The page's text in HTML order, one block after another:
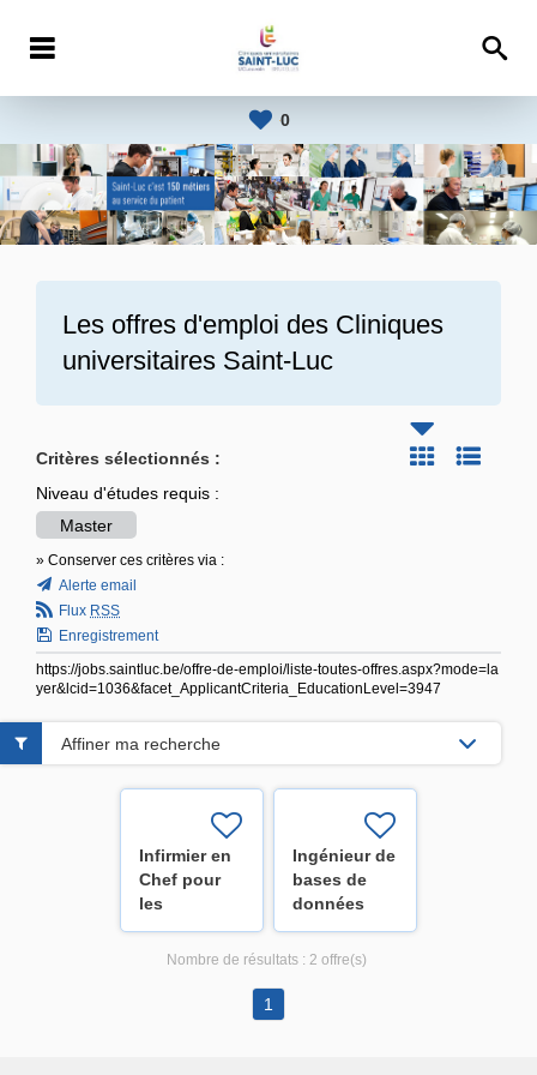
0
Les offres d'emploi des Cliniques
universitaires Saint-Luc
Critères sélectionnés :
Niveau d'études requis :
Master
» Conserver ces critères via :
Alerte email
Flux RSS
Enregistrement
https://jobs.saintluc.be/offre-de-emploi/liste-toutes-offres.aspx?mode=la
yer&lcid=1036&facet_ApplicantCriteria_EducationLevel=3947
Infirmier en
Chef pour
les
différents
services des
Ingénieur de
bases de
données
(H/F/X)
Affiner ma recherche
Nombre de résultats : 2 offre(s)
1